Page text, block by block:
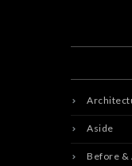
Aside
Before &